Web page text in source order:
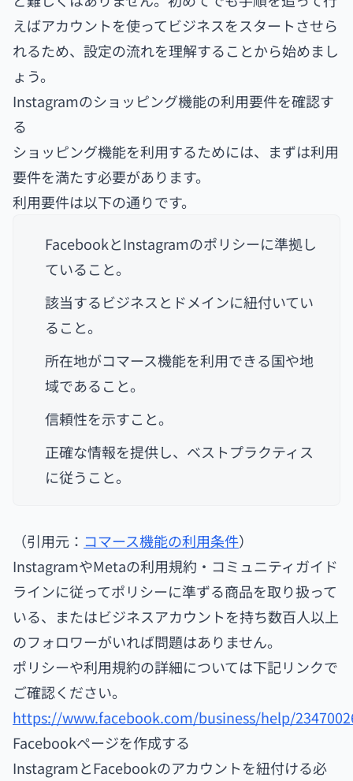
えばアカウントを使ってビジネスをスタートさせら
れるため、設定の流れを理解することから始めまし
ょう。
Instagramのショッピング機能の利用要件を確認す
る
ショッピング機能を利用するためには、まずは利用
要件を満たす必要があります。
利用要件は以下の通りです。
FacebookとInstagramのポリシーに準拠し
ていること。
該当するビジネスとドメインに紐付いてい
ること。
所在地がコマース機能を利用できる国や地
域であること。
信頼性を示すこと。
正確な情報を提供し、ベストプラクティス
に従うこと。
（引用元： コマース機能の利用条件）
InstagramやMetaの利用規約・コミュニティガイド
ラインに従ってポリシーに準ずる商品を取り扱って
いる、またはビジネスアカウントを持ち数百人以上
のフォロワーがいれば問題はありません。
ポリシーや利用規約の詳細については下記リンクで
ご確認ください。
https://www.facebook.com/business/help/
Facebookページを作成する
InstagramとFacebookのアカウントを紐付ける必